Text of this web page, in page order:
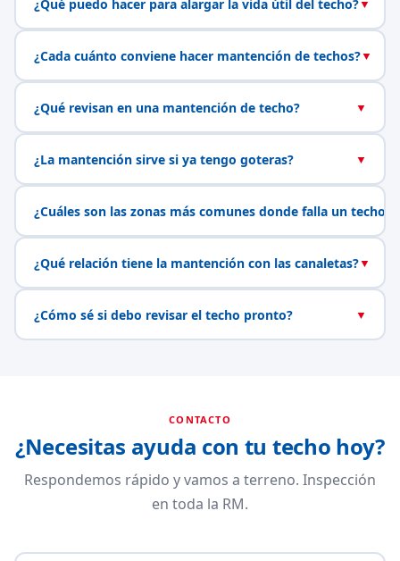
¿Qué puedo hacer para alargar la vida útil del techo?
¿Cada cuánto conviene hacer mantención de techos?▼
¿Qué revisan en una mantención de techo? ▼
¿La mantención sirve si ya tengo goteras? ▼
¿Cuáles son las zonas más comunes donde falla un techo?
¿Qué relación tiene la mantención con las canaletas?▼
¿Cómo sé si debo revisar el techo pronto? ▼
CONTACTO
¿Necesitas ayuda con tu techo hoy?
Respondemos rápido y vamos a terreno. Inspección
en toda la RM.